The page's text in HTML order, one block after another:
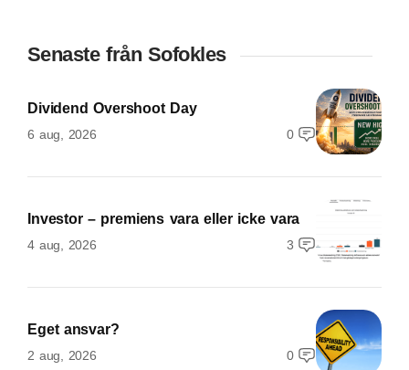
Senaste från Sofokles
Dividend Overshoot Day
6 aug, 2026 0
Investor – premiens vara eller icke vara
4 aug, 2026 3
Eget ansvar?
2 aug, 2026 0